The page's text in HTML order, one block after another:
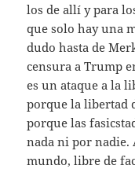
los de allí y para
que solo hay una
dudo hasta de
censura a Trump
es un ataque a la
porque la libertad
porque las
nada ni por nadie.
mundo, libre de